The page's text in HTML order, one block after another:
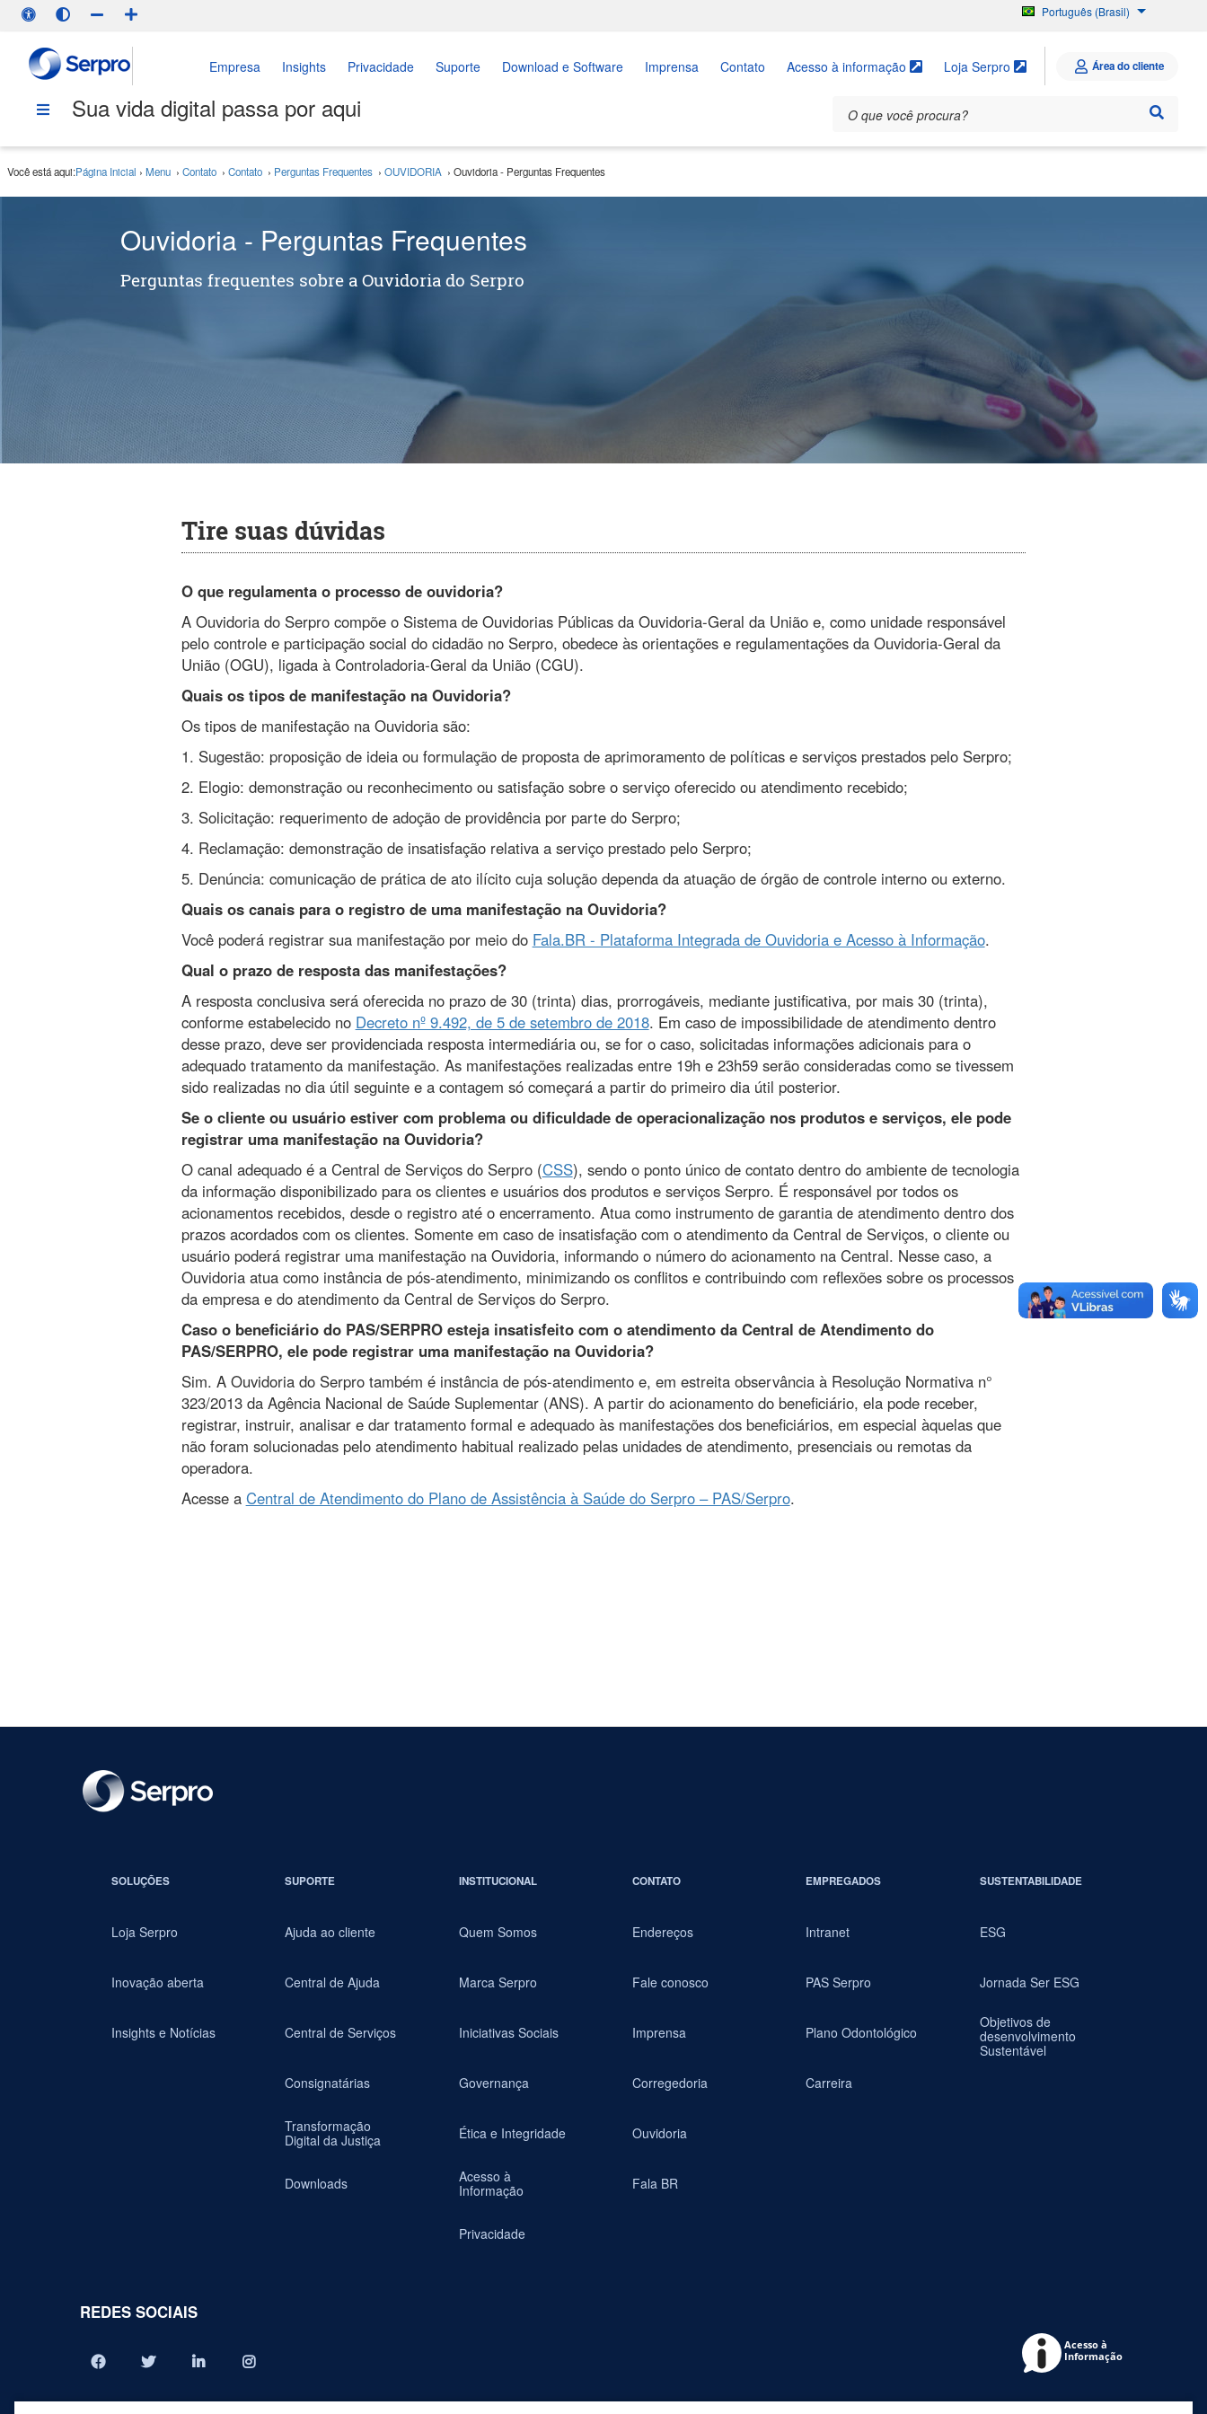
Português (Brasil)
Empresa Insights Privacidade Suporte Download e Software Imprensa Contato Acesso à informação Loja Serpro Área do cliente
Sua vida digital passa por aqui
Você está aqui:Página Inicial › Menu › Contato › Contato › Perguntas Frequentes › OUVIDORIA › Ouvidoria - Perguntas Frequentes
Ouvidoria - Perguntas Frequentes
Perguntas frequentes sobre a Ouvidoria do Serpro
Tire suas dúvidas
O que regulamenta o processo de ouvidoria?
A Ouvidoria do Serpro compõe o Sistema de Ouvidorias Públicas da Ouvidoria-Geral da União e, como unidade responsável
pelo controle e participação social do cidadão no Serpro, obedece às orientações e regulamentações da Ouvidoria-Geral da
União (OGU), ligada à Controladoria-Geral da União (CGU).
Quais os tipos de manifestação na Ouvidoria?
Os tipos de manifestação na Ouvidoria são:
1. Sugestão: proposição de ideia ou formulação de proposta de aprimoramento de políticas e serviços prestados pelo Serpro;
2. Elogio: demonstração ou reconhecimento ou satisfação sobre o serviço oferecido ou atendimento recebido;
3. Solicitação: requerimento de adoção de providência por parte do Serpro;
4. Reclamação: demonstração de insatisfação relativa a serviço prestado pelo Serpro;
5. Denúncia: comunicação de prática de ato ilícito cuja solução dependa da atuação de órgão de controle interno ou externo.
Quais os canais para o registro de uma manifestação na Ouvidoria?
Você poderá registrar sua manifestação por meio do Fala.BR - Plataforma Integrada de Ouvidoria e Acesso à Informação.
Qual o prazo de resposta das manifestações?
A resposta conclusiva será oferecida no prazo de 30 (trinta) dias, prorrogáveis, mediante justificativa, por mais 30 (trinta),
conforme estabelecido no Decreto nº 9.492, de 5 de setembro de 2018. Em caso de impossibilidade de atendimento dentro
desse prazo, deve ser providenciada resposta intermediária ou, se for o caso, solicitadas informações adicionais para o
adequado tratamento da manifestação. As manifestações realizadas entre 19h e 23h59 serão consideradas como se tivessem
sido realizadas no dia útil seguinte e a contagem só começará a partir do primeiro dia útil posterior.
Se o cliente ou usuário estiver com problema ou dificuldade de operacionalização nos produtos e serviços, ele pode
registrar uma manifestação na Ouvidoria?
O canal adequado é a Central de Serviços do Serpro (CSS), sendo o ponto único de contato dentro do ambiente de tecnologia
da informação disponibilizado para os clientes e usuários dos produtos e serviços Serpro. É responsável por todos os
acionamentos recebidos, desde o registro até o encerramento. Atua como instrumento de garantia de atendimento dentro dos
prazos acordados com os clientes. Somente em caso de insatisfação com o atendimento da Central de Serviços, o cliente ou
usuário poderá registrar uma manifestação na Ouvidoria, informando o número do acionamento na Central. Nesse caso, a
Ouvidoria atua como instância de pós-atendimento, minimizando os conflitos e contribuindo com reflexões sobre os processos
da empresa e do atendimento da Central de Serviços do Serpro.
Caso o beneficiário do PAS/SERPRO esteja insatisfeito com o atendimento da Central de Atendimento do
PAS/SERPRO, ele pode registrar uma manifestação na Ouvidoria?
Sim. A Ouvidoria do Serpro também é instância de pós-atendimento e, em estreita observância à Resolução Normativa n°
323/2013 da Agência Nacional de Saúde Suplementar (ANS). A partir do acionamento do beneficiário, ela pode receber,
registrar, instruir, analisar e dar tratamento formal e adequado às manifestações dos beneficiários, em especial àquelas que
não foram solucionadas pelo atendimento habitual realizado pelas unidades de atendimento, presenciais ou remotas da
operadora.
Acesse a Central de Atendimento do Plano de Assistência à Saúde do Serpro – PAS/Serpro.
SOLUÇÕES
Loja Serpro
Inovação aberta
Insights e Notícias
SUPORTE
Ajuda ao cliente
Central de Ajuda
Central de Serviços
Consignatárias
Transformação
Digital da Justiça
Downloads
INSTITUCIONAL
Quem Somos
Marca Serpro
Iniciativas Sociais
Governança
Ética e Integridade
Acesso à
Informação
Privacidade
CONTATO
Endereços
Fale conosco
Imprensa
Corregedoria
Ouvidoria
Fala BR
EMPREGADOS
Intranet
PAS Serpro
Plano Odontológico
Carreira
SUSTENTABILIDADE
ESG
Jornada Ser ESG
Objetivos de
desenvolvimento
Sustentável
REDES SOCIAIS
Acesso à
Informação